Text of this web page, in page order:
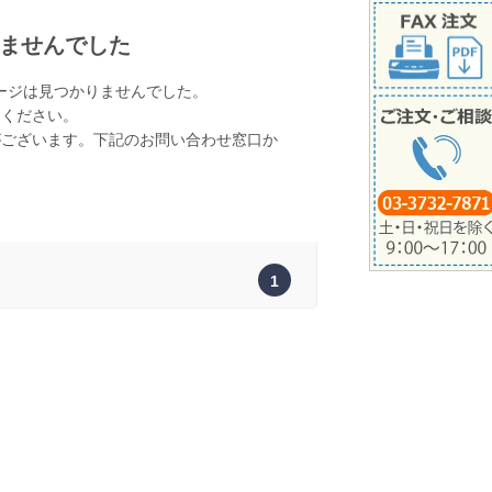
せんでした
は見つかりませんでした。
ださい。
ざいます。下記のお問い合わせ窓口か
1